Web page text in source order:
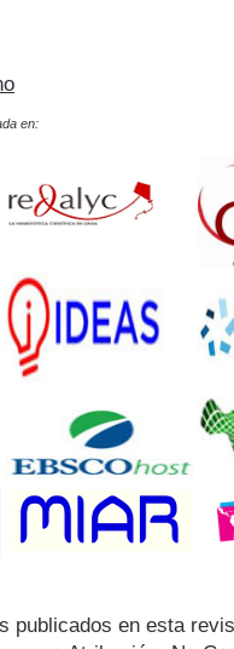
en:
publicados en esta